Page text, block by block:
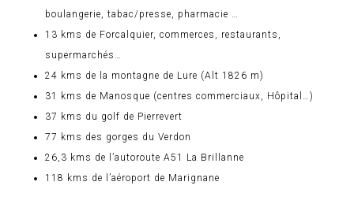
boulangerie, tabac/presse, pharmacie …
13 kms de Forcalquier, commerces, restaurants,
supermarchés…
24 kms de la montagne de Lure (Alt 1826 m)
31 kms de Manosque (centres commerciaux, Hôpital…)
37 kms du golf de Pierrevert
77 kms des gorges du Verdon
26,3 kms de l’autoroute A51 La Brillanne
118 kms de l’aéroport de Marignane